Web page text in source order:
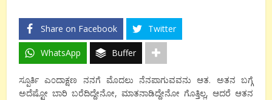
Share on Facebook Twitter
WhatsApp Buffer
ಸ್ಪೂರ್ತಿ ಎ೦ದಾಕ್ಷಣ ನನಗೆ ಮೊದಲು ನೆನಪಾಗುವವನು ಆತ. ಅತನ ಬಗ್ಗೆ
ಅದೆಷ್ಟೋ ಬಾರಿ ಬರೆದಿದ್ದೇನೋ, ಮಾತನಾಡಿದ್ದೇನೋ ಗೊತ್ತಿಲ್ಲ, ಆದರೆ ಆತನ